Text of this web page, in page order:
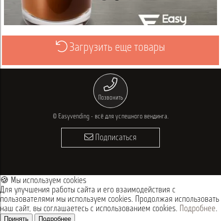
Просмотреть
Загрузить еще товары
Позвонить
© Easyvending - всё для успешного вендинга.
Подписаться
🍪 Мы используем cookies
Для улучшения работы сайта и его взаимодействия с
пользователями мы используем cookies. Продолжая использовать
наш сайт, вы соглашаетесь с использованием cookies. Подробнее.
Принять Подробнее